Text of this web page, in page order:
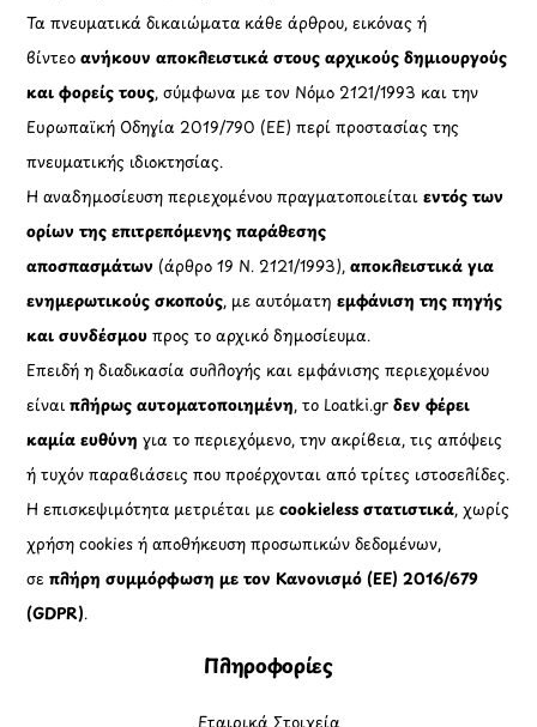
Τα πνευματικά δικαιώματα κάθε άρθρου, εικόνας ή
βίντεοανήκουν αποκλειστικά στους αρχικούς δημιουργούς
και φορείς τους, σύμφωνα με τον Νόμο 2121/1993 και την
Ευρωπαϊκή Οδηγία 2019/790 (ΕΕ) περί προστασίας της
πνευματικής ιδιοκτησίας.
Η αναδημοσίευση περιεχομένου πραγματοποιείταιεντός των
ορίων της επιτρεπόμενης παράθεσης
αποσπασμάτων (άρθρο 19 Ν. 2121/1993), αποκλειστικά για
ενημερωτικούς σκοπούς, με αυτόματηεμφάνιση της πηγής
και συνδέσμου προς το αρχικό δημοσίευμα.
Επειδή η διαδικασία συλλογής και εμφάνισης περιεχομένου
είναιπλήρως αυτοματοποιημένη, το Loatki.grδεν φέρει
καμία ευθύνη για το περιεχόμενο, την ακρίβεια, τις απόψεις
ή τυχόν παραβιάσεις που προέρχονται από τρίτες ιστοσελίδες.
Η επισκεψιμότητα μετριέται μεcookieless στατιστικά, χωρίς
χρήση cookies ή αποθήκευση προσωπικών δεδομένων,
σεπλήρη συμμόρφωση με τον Κανονισμό (ΕΕ) 2016/679
(GDPR).
Πληροφορίες
Εταιρικά Στοιχεία